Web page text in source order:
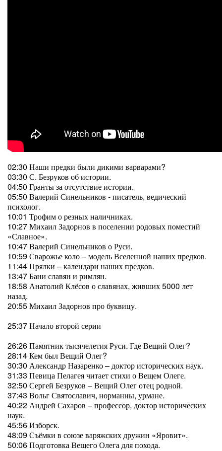
02:30 Наши предки были дикими варварами?
03:30 С. Безруков об истории.
04:50 Гранты за отсутствие истории.
05:50 Валерий Синельников - писатель, ведический
психолог.
10:01 Трофим о резных наличниках.
10:27 Михаил Задорнов в поселении родовых поместий
«Славное».
10:47 Валерий Синельников о Руси.
10:59 Сварожье коло – модель Вселенной наших предков.
11:44 Прялки – календари наших предков.
13:47 Бани славян и римлян.
18:58 Анатолий Клёсов о славянах, живших 5000 лет
назад.
20:55 Михаил Задорнов про буквицу.
25:37 Начало второй серии
26:26 Памятник тысячелетия Руси. Где Вещий Олег?
28:14 Кем был Вещий Олег?
30:30 Александр Назаренко – доктор исторических наук.
31:33 Певица Пелагея читает стихи о Вещем Олеге.
32:50 Сергей Безруков – Вещий Олег отец родной.
37:43 Вольг Святославич, норманны, урмане.
40:22 Андрей Сахаров – профессор, доктор исторических
наук.
45:56 Изборск.
48:09 Съёмки в союзе варяжских дружин «Яровит».
50:06 Подготовка Вещего Олега для похода.